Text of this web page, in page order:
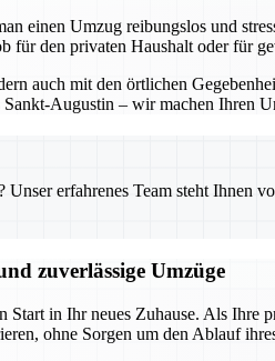
einen Umzug reibungslos und
den privaten Haushalt oder für
auch mit den örtlichen
Augustin – wir machen Ihren
erfahrenes Team steht
zuverlässige Umzüge
Start in Ihr neues Zuhause. Als
ohne Sorgen um den Ablauf